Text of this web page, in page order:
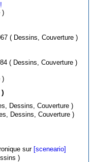
)
/ Jan 1967 ( Dessins, Couverture )
/ Jan 1984 ( Dessins, Couverture )
)
)
( Textes, Dessins, Couverture )
( Textes, Dessins, Couverture )
sur [sceneario]
( Dessins )